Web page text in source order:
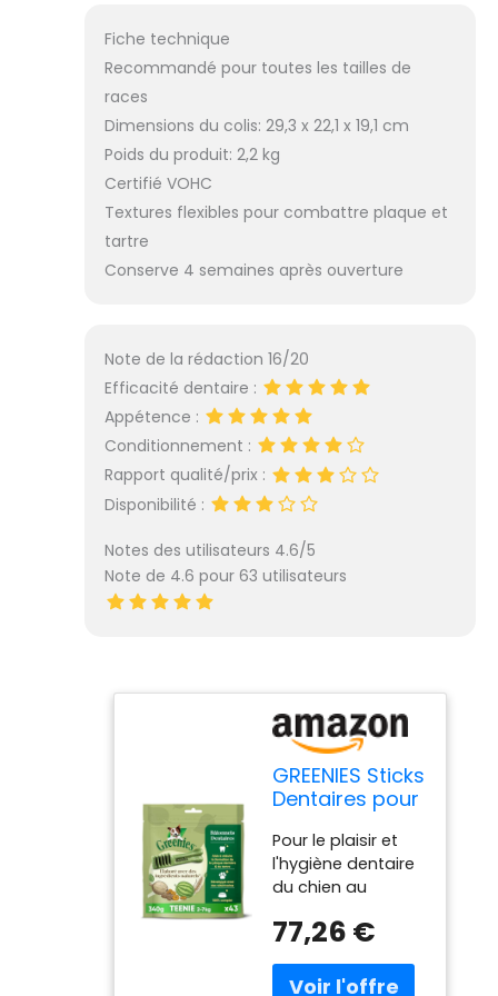
Fiche technique
Recommandé pour toutes les tailles de
races
Dimensions du colis: 29,3 x 22,1 x 19,1 cm
Poids du produit: 2,2 kg
Certifié VOHC
Textures flexibles pour combattre plaque et
tartre
Conserve 4 semaines après ouverture
Note de la rédaction 16/20
Efficacité dentaire :
Appétence :
Conditionnement :
Rapport qualité/prix :
Disponibilité :
Notes des utilisateurs 4.6/5
Note de 4.6 pour 63 utilisateurs
GREENIES Sticks
Dentaires pour
Chien de 2 à
7kg - 258
Bâtonnets à
Mâcher
(6x340g) -
Friandise
Certifiée par
Pour le plaisir et
l'hygiène dentaire
du chien au
bâtonnets
solution idéale
77,26 €